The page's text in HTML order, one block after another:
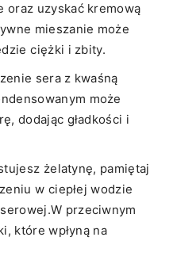
oraz uzyskać kremową
mieszanie może
⁣ciężki i zbity.
sera z kwaśną
może
dodając gładkości i
⁣żelatynę, pamiętaj⁢
⁤w ciepłej​ wodzie
przeciwnym
które wpłyną ​na